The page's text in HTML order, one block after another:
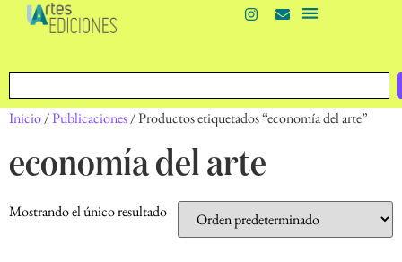
Inicio/Publicaciones/ Productos etiquetados “economía del arte”
economía del arte
Mostrando el único resultado